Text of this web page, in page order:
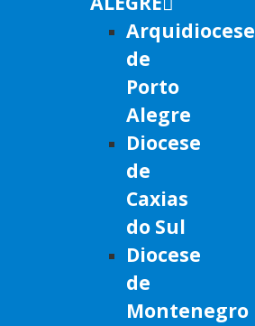
Arquidiocese
de
Porto
Alegre
Diocese
de
Caxias
do Sul
Diocese
de
Montenegro